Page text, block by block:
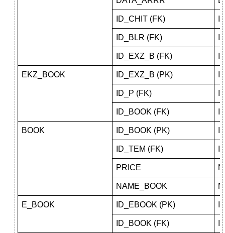
ID_CHIT (FK)
ID_BLR (FK)
ID_EXZ_B (FK)
EKZ_BOOK ID_EXZ_B (PK)
ID_P (FK)
ID_BOOK (FK)
BOOK ID_BOOK (PK)
ID_TEM (FK)
PRICE
NAME_BOOK
E_BOOK ID_EBOOK (PK)
ID_BOOK (FK)